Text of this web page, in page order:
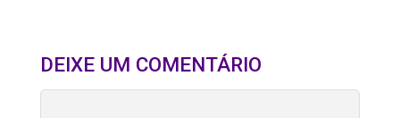
DEIXE UM COMENTÁRIO